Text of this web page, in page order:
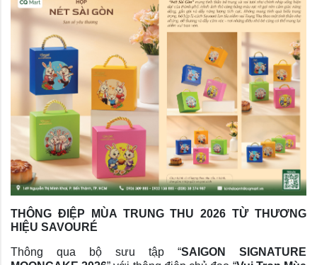
THÔNG ĐIỆP MÙA TRUNG THU 2026 TỪ THƯƠNG
HIỆU SAVOURÉ
Thông qua bộ sưu tập “SAIGON SIGNATURE